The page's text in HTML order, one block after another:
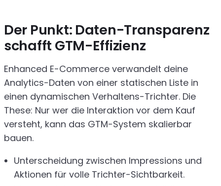
Der Punkt: Daten-Transparenz
schafft GTM-Effizienz
Enhanced E-Commerce verwandelt deine
Analytics-Daten von einer statischen Liste in
einen dynamischen Verhaltens-Trichter. Die
These: Nur wer die Interaktion vor dem Kauf
versteht, kann das GTM-System skalierbar
bauen.
Unterscheidung zwischen Impressions und
Aktionen für volle Trichter-Sichtbarkeit.